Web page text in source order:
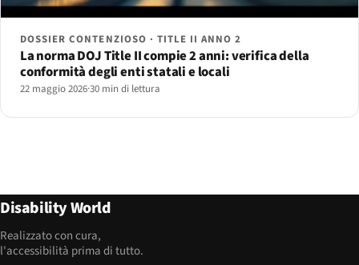
DOSSIER CONTENZIOSO · TITLE II ANNO 2
La norma DOJ Title II compie 2 anni: verifica della
conformità degli enti statali e locali
22 maggio 2026·30 min di lettura
Disability World
Realizzato con cura,
l'accessibilità prima di tutto.